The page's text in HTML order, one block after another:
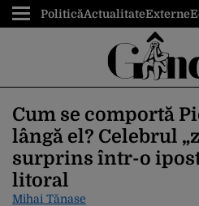
PoliticăActualitateExterne
Cum se comportă
lângă el? Celebrul
surprins într-o
litoral
Mihai Tănase